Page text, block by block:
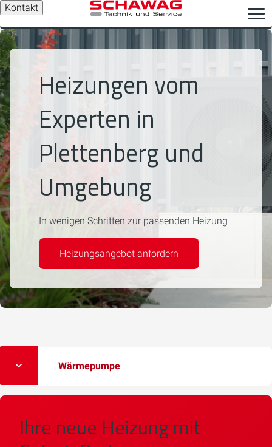
Kontakt
Heizungen vom
Experten in
Plettenberg und
Umgebung
In wenigen Schritten zur passenden Heizung
Heizungsangebot anfordern
Wärmepumpe
Ihre neue Heizung mit